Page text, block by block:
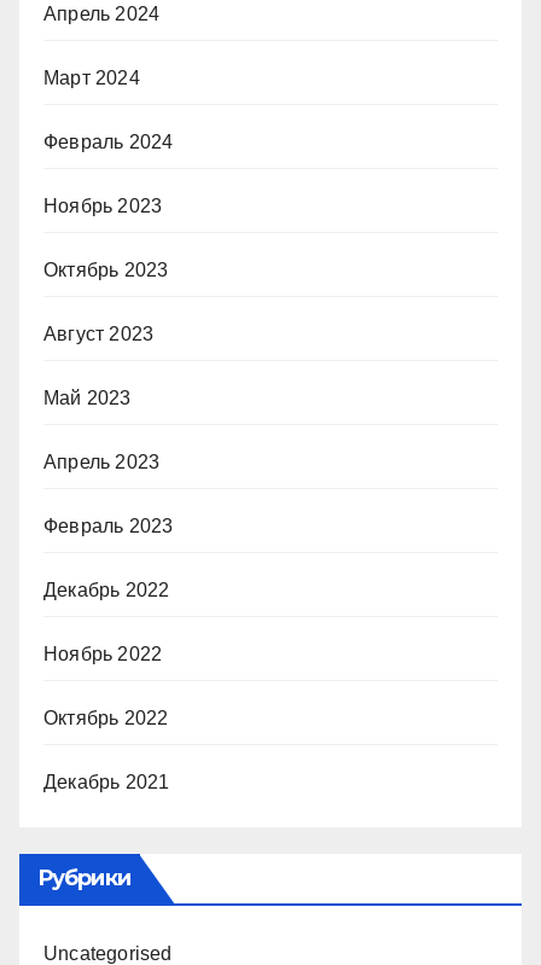
Апрель 2024
Март 2024
Февраль 2024
Ноябрь 2023
Октябрь 2023
Август 2023
Май 2023
Апрель 2023
Февраль 2023
Декабрь 2022
Ноябрь 2022
Октябрь 2022
Декабрь 2021
Рубрики
Uncategorised